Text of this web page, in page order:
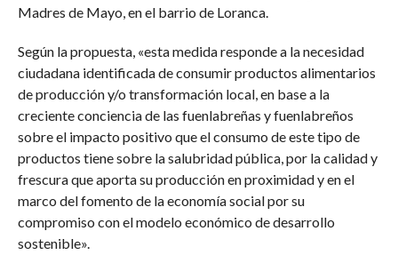
Madres de Mayo, en el barrio de Loranca.
Según la propuesta, «esta medida responde a la necesidad
ciudadana identificada de consumir productos alimentarios
de producción y/o transformación local, en base a la
creciente conciencia de las fuenlabreñas y fuenlabreños
sobre el impacto positivo que el consumo de este tipo de
productos tiene sobre la salubridad pública, por la calidad y
frescura que aporta su producción en proximidad y en el
marco del fomento de la economía social por su
compromiso con el modelo económico de desarrollo
sostenible».